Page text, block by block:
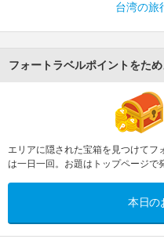
台湾の旅
フォートラベルポイントをため
エリアに隠された宝箱を見つけてフ
は一日一回。お題はトップページで
本日の